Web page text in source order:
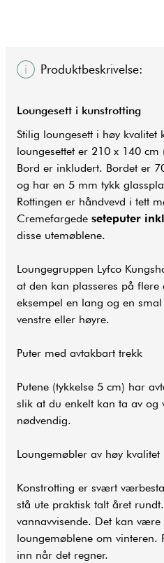
Produktbeskrivelse:
Loungesett i kunstrotting
Stilig loungesett i høy kvalitet
loungesettet er 210 x 140 cm
Bord er inkludert. Bordet er
og har en 5 mm tykk
Rottingen er håndvevd i tett
Cremefargede seteputer
disse utemøblene.
Loungegruppen Lyfco
at den kan plasseres på flere
eksempel en lang og en
venstre eller høyre.
Puter med avtakbart trekk
Putene (tykkelse 5 cm) har
slik at du enkelt kan ta av og
nødvendig.
Loungemøbler av høy kvalitet
Konstrotting er svært
stå ute praktisk talt året
vannavvisende. Det kan
loungemøblene om vinteren.
inn når det regner.